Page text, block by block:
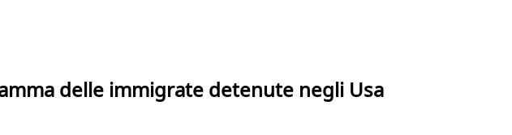
delle immigrate detenute negli Usa